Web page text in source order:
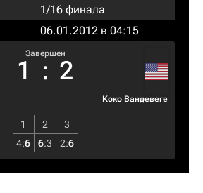
1/16 финала
06.01.2012 в 04:15
Завершен
1 : 2
Коко Вандевеге
1 2
3
4:6 6:3 2:6